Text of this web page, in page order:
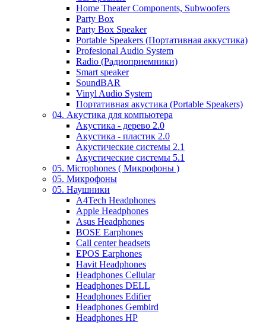
Home Theater Components, Subwoofers
Party Box
Party Box Speaker
Portable Speakers (Портативная аккустика)
Profesional Audio System
Radio (Радиоприемники)
Smart speaker
SoundBAR
Vinyl Audio System
Портативная акустика (Portable Speakers)
04. Акустика для компьютера
Акустика - дерево 2.0
Акустика - пластик 2.0
Акустические системы 2.1
Акустические системы 5.1
05. Microphones ( Микрофоны )
05. Микрофоны
05. Наушники
A4Tech Headphones
Apple Headphones
Asus Headphones
BOSE Earphones
Call center headsets
EPOS Earphones
Havit Headphones
Headphones Cellular
Headphones DELL
Headphones Edifier
Headphones Gembird
Headphones HP